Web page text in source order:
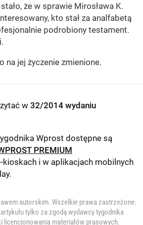
że w sprawie Mirosława K.
kto stał za analfabetą
podrobiony testament.
na jej życzenie zmienione.
w 32/2014 wydaniu
Wprost dostępne są
PREMIUM
i w aplikacjach mobilnych
.
autorskim. Wszelkie prawa zastrzeżone.
tylko za zgodą wydawcy tygodnika
licencjonowania materiałów prasowych.